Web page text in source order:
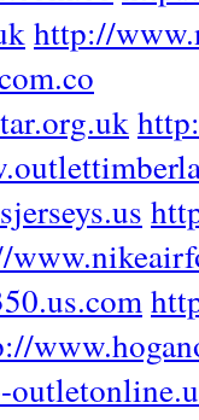
http://